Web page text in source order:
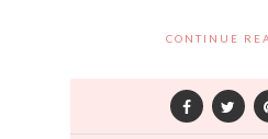
CONTINUE